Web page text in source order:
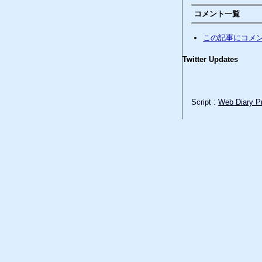
コメント一覧
この記事にコメ
Twitter Updates
Script : Web Diary